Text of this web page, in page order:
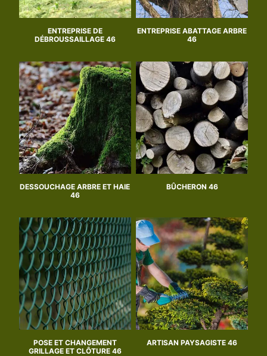
ENTREPRISE DE
DÉBROUSSAILLAGE 46
ENTREPRISE ABATTAGE ARBRE
46
DESSOUCHAGE ARBRE ET HAIE
46
BÛCHERON 46
POSE ET CHANGEMENT
GRILLAGE ET CLÔTURE 46
ARTISAN PAYSAGISTE 46